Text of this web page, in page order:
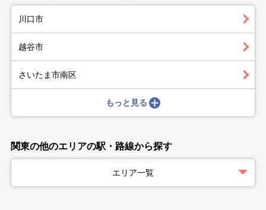
川口市
越谷市
さいたま市南区
もっと見る
関東の他のエリアの駅・路線から探す
エリア一覧